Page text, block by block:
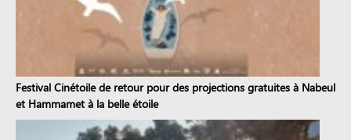
Festival Cinétoile de retour pour des projections gratuites à Nabeul
et Hammamet à la belle étoile